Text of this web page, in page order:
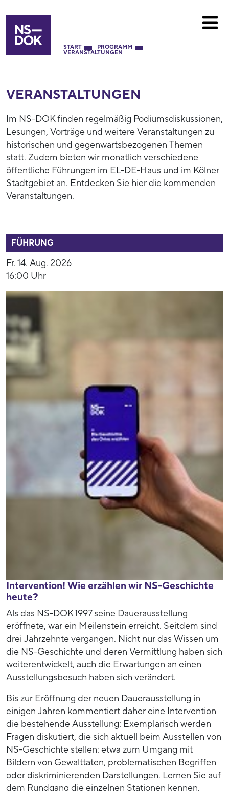
START PROGRAMM
VERANSTALTUNGEN
VERANSTALTUNGEN
Im NS-DOK finden regelmäßig Podiumsdiskussionen,
Lesungen, Vorträge und weitere Veranstaltungen zu
historischen und gegenwartsbezogenen Themen
statt. Zudem bieten wir monatlich verschiedene
öffentliche Führungen im EL-DE-Haus und im Kölner
Stadtgebiet an. Entdecken Sie hier die kommenden
Veranstaltungen.
FÜHRUNG
Fr. 14. Aug. 2026
16:00 Uhr
Intervention! Wie erzählen wir NS-Geschichte
heute?
Als das NS-DOK 1997 seine Dauerausstellung
eröffnete, war ein Meilenstein erreicht. Seitdem sind
drei Jahrzehnte vergangen. Nicht nur das Wissen um
die NS-Geschichte und deren Vermittlung haben sich
weiterentwickelt, auch die Erwartungen an einen
Ausstellungsbesuch haben sich verändert.
Bis zur Eröffnung der neuen Dauerausstellung in
einigen Jahren kommentiert daher eine Intervention
die bestehende Ausstellung: Exemplarisch werden
Fragen diskutiert, die sich aktuell beim Ausstellen von
NS-Geschichte stellen: etwa zum Umgang mit
Bildern von Gewalttaten, problematischen Begriffen
oder diskriminierenden Darstellungen. Lernen Sie auf
dem Rundgang die einzelnen Stationen kennen,